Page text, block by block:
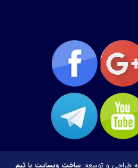
طراحی و توسعه:ساخت وبسایت با تیم